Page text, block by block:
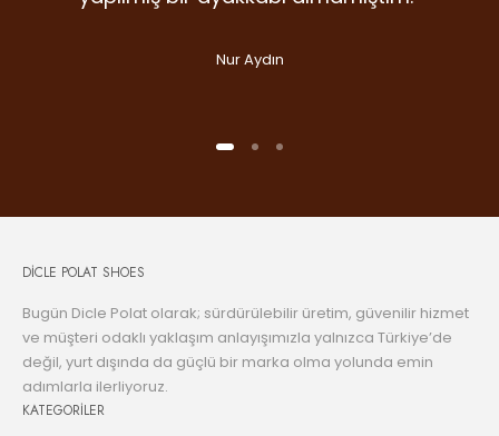
Nur Aydın
DİCLE POLAT SHOES
Bugün Dicle Polat olarak; sürdürülebilir üretim, güvenilir hizmet
ve müşteri odaklı yaklaşım anlayışımızla yalnızca Türkiye’de
değil, yurt dışında da güçlü bir marka olma yolunda emin
adımlarla ilerliyoruz.
KATEGORİLER